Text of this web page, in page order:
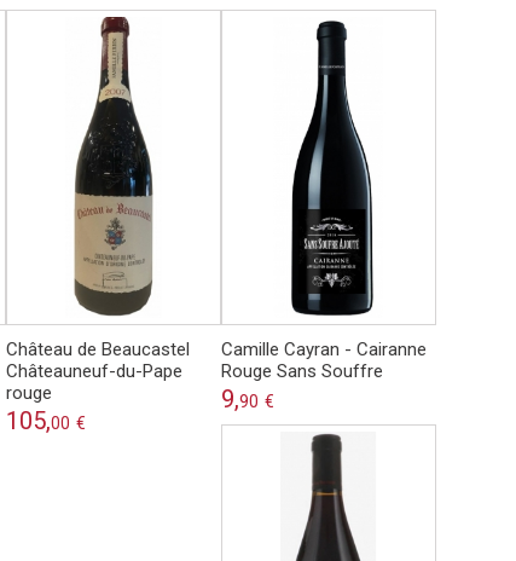
Château de Beaucastel
Châteauneuf-du-Pape
rouge
105,00 €
Camille Cayran - Cairanne
Rouge Sans Souffre
9,90 €